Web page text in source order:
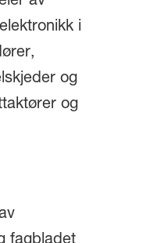
i
og
og